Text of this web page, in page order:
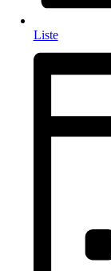
Liste